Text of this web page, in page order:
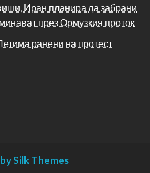
Иран планира да забрани
през Ормузкия проток
ранени на протест
Silk Themes